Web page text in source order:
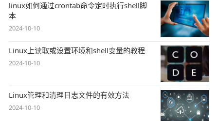
linux如何通过crontab命令定时执行shell脚
本
2024-10-10
Linux上读取或设置环境和shell变量的教程
2024-10-10
Linux管理和清理日志文件的有效方法
2024-10-10